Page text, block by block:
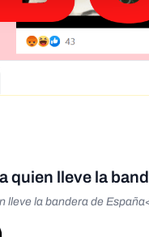
quien lleve la
lleve la bandera de